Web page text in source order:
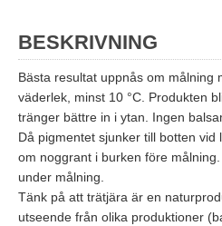
BESKRIVNING
Bästa resultat uppnås om målning
väderlek, minst 10 °C. Produkten
tränger bättre in i ytan. Ingen
Då pigmentet sjunker till botten
om noggrant i burken före
under målning.
Tänk på att trätjära är en
utseende från olika produktioner